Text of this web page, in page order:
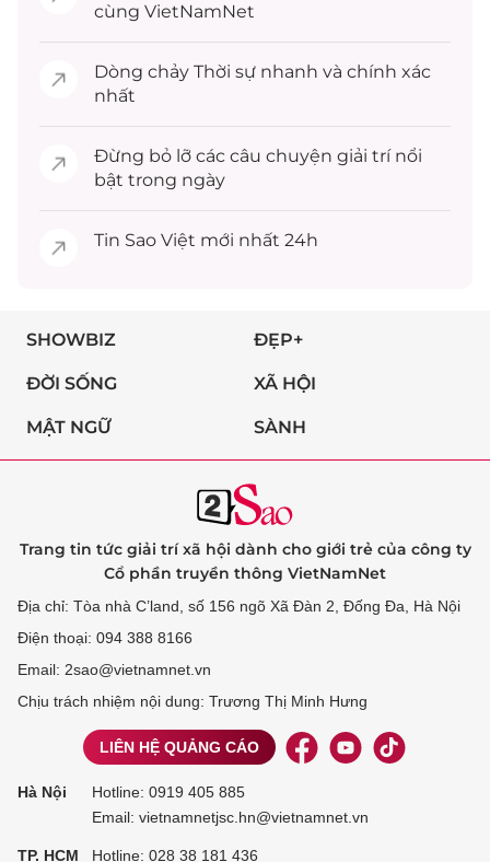
cùng VietNamNet
Dòng chảy Thời sự nhanh và chính xác
nhất
Đừng bỏ lỡ các câu chuyện giải trínổi
bật trong ngày
Tin Sao Việt mới nhất 24h
SHOWBIZ ĐẸP+
ĐỜI SỐNG XÃ HỘI
MẬT NGỮ SÀNH
Trang tin tức giải trí xã hội dành cho giới trẻ của công ty
Cổ phần truyền thông VietNamNet
Địa chỉ: Tòa nhà C’land, số 156 ngõ Xã Đàn 2, Đống Đa, Hà Nội
Điện thoại: 094 388 8166
Email: 2sao@vietnamnet.vn
Chịu trách nhiệm nội dung: Trương Thị Minh Hưng
LIÊN HỆ QUẢNG CÁO
Hà Nội Hotline: 0919 405 885
Email: vietnamnetjsc.hn@vietnamnet.vn
TP. HCM Hotline: 028 38 181 436